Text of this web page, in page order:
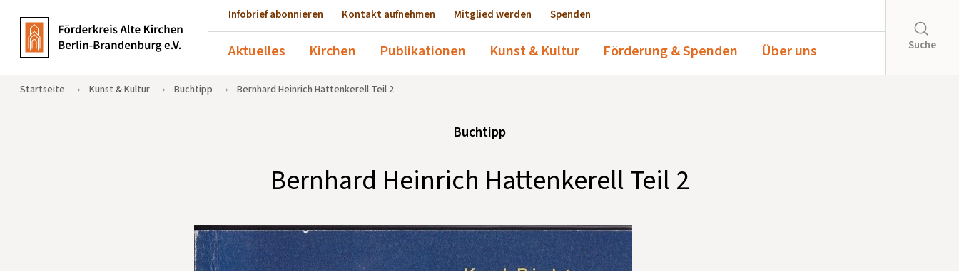
Infobrief abonnieren Kontakt aufnehmen Mitglied werden Spenden
Aktuelles Kirchen Publikationen Kunst & Kultur Förderung & Spenden Über uns Suche
Startseite → Kunst & Kultur → Buchtipp → Bernhard Heinrich Hattenkerell Teil 2
Buchtipp
Bernhard Heinrich Hattenkerell Teil 2